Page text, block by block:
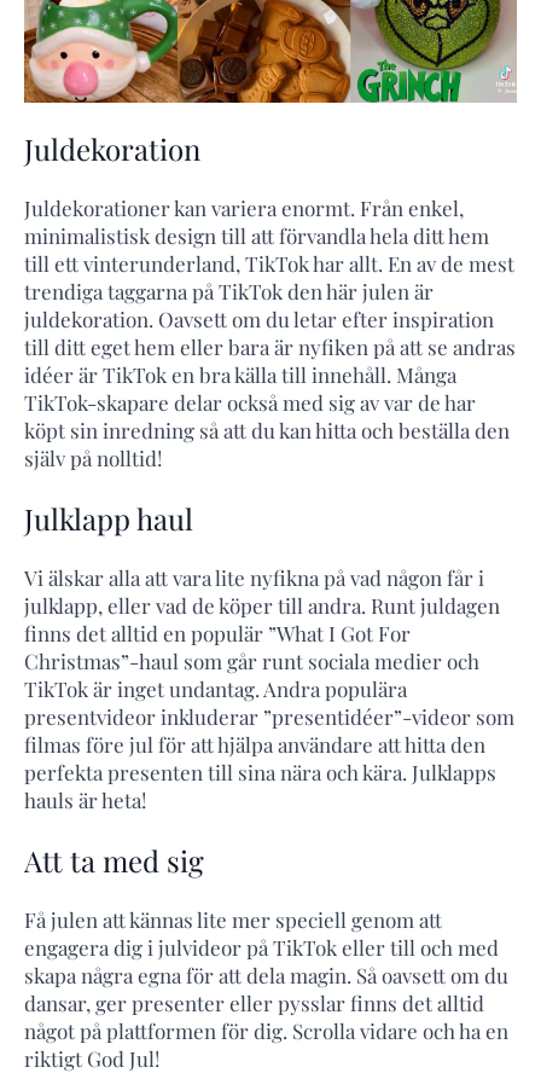
Juldekoration
Juldekorationer kan variera enormt. Från enkel,
minimalistisk design till att förvandla hela ditt hem
till ett vinterunderland, TikTok har allt. En av de mest
trendiga taggarna på TikTok den här julen är
juldekoration. Oavsett om du letar efter inspiration
till ditt eget hem eller bara är nyfiken på att se andras
idéer är TikTok en bra källa till innehåll. Många
TikTok-skapare delar också med sig av var de har
köpt sin inredning så att du kan hitta och beställa den
själv på nolltid!
Julklapp haul
Vi älskar alla att vara lite nyfikna på vad någon får i
julklapp, eller vad de köper till andra. Runt juldagen
finns det alltid en populär ”What I Got For
Christmas”-haul som går runt sociala medier och
TikTok är inget undantag. Andra populära
presentvideor inkluderar ”presentidéer”-videor som
filmas före jul för att hjälpa användare att hitta den
perfekta presenten till sina nära och kära. Julklapps
hauls är heta!
Att ta med sig
Få julen att kännas lite mer speciell genom att
engagera dig i julvideor på TikTok eller till och med
skapa några egna för att dela magin. Så oavsett om du
dansar, ger presenter eller pysslar finns det alltid
något på plattformen för dig. Scrolla vidare och ha en
riktigt God Jul!